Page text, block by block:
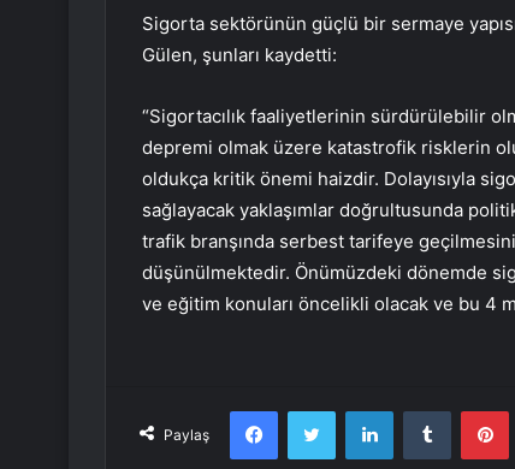
Sigorta sektörünün güçlü bir sermaye
Gülen, şunları kaydetti:
“Sigortacılık faaliyetlerinin sürdürülebilir
depremi olmak üzere katastrofik risklerin
oldukça kritik önemi haizdir. Dolayısıyla
sağlayacak yaklaşımlar doğrultusunda
trafik branşında serbest tarifeye
düşünülmektedir. Önümüzdeki dönemde
ve eğitim konuları öncelikli olacak ve bu 4
Paylaş
FacebookTwitter LinkedInTumblr